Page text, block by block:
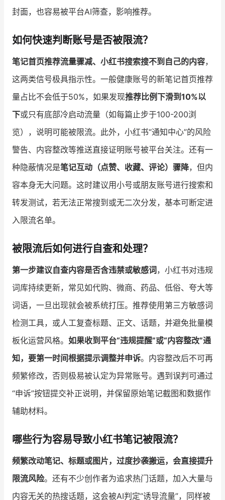
封面，也容易被平台AI筛查，影响推荐。
如何快速判断账号是否被限流？
笔记首页推荐流量骤减、小红书搜索搜不到自己的内容，
这两类信号极具指示性。一般健康账号的新笔记首页推荐
量占比不会低于50%，如果发现推荐比例下滑到10%以
下或只有底部冷启动流量（如每篇止步于100-200浏
览），说明可能被限流。此外，小红书“通知中心”的风险
警告、内容整改等推送直接证明账号被平台关注。还有一
种隐蔽情况是笔记互动（点赞、收藏、评论）骤降，但内
容本身无大问题。这时建议用小号或朋友账号进行搜索和
转发测试，若无法正常搜到或无二次分发，基本可断定进
入限流名单。
被限流后如何进行自查和处理？
第一步建议自查内容是否含违禁或敏感词 ，小红书对违规
词库持续更新，常见如代购、微商、药品、低俗、夸大等
词语，一旦出现就会被系统打压。推荐使用第三方敏感词
检测工具，或人工复查标题、正文、话题，并避免批量模
板化运营风格。 如果收到平台“违规提醒”或“内容整改”通
知，要第一时间根据提示调整并申诉。内容整改后不可再
频繁修改，否则极易被认定为异常账号。遇到误判可通过
“申诉”按钮提交补正说明，并保留原始笔记截图和数据作
辅助材料。
哪些行为容易导致小红书笔记被限流？
频繁改动笔记、标题或图片，过度抄袭搬运，会直接提升
限流风险。还有不少创作者为追求热门话题，加入大量与
内容无关的热搜话题，这会被AI判定“诱导流量”，同样被